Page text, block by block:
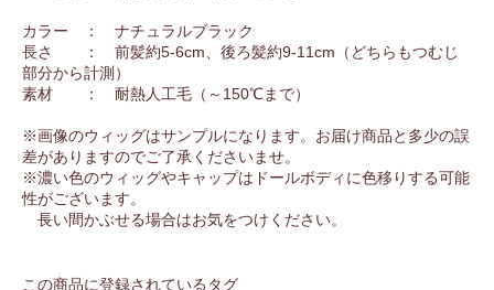
カラー ： ナチュラルブラック
長さ ： 前髪約5-6cm、後ろ髪約9-11cm（どちらもつむじ
部分から計測）
素材 ： 耐熱人工毛（～150℃まで）
※画像のウィッグはサンプルになります。お届け商品と多少の誤
差がありますのでご了承くださいませ。
※濃い色のウィッグやキャップはドールボディに色移りする可能
性がございます。
長い間かぶせる場合はお気をつけください。
この商品に登録されているタグ